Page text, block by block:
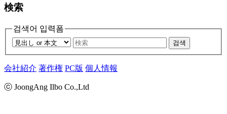
検索
검색어 입력폼
검색
会社紹介 著作権 PC版 個人情報
ⓒ JoongAng Ilbo Co.,Ltd